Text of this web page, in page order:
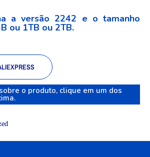
a versão 2242 e o tamanho
ou 1TB ou 2TB.
o produto, clique em um dos